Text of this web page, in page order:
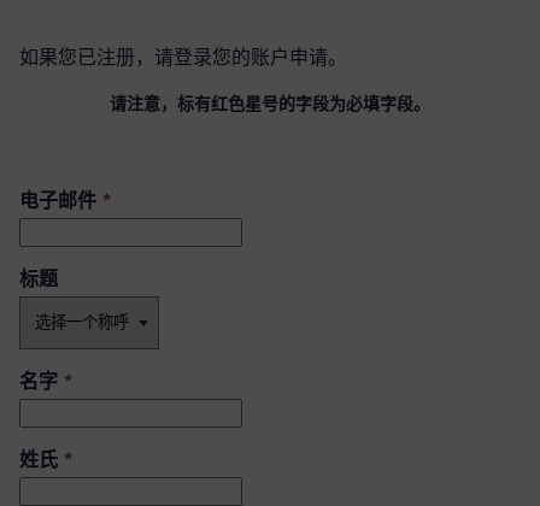
如果您已注册，请登录您的账户 申请。
请注意，标有红色星号的字段为必填字段。
电子邮件 *
标题
名字 *
姓氏 *